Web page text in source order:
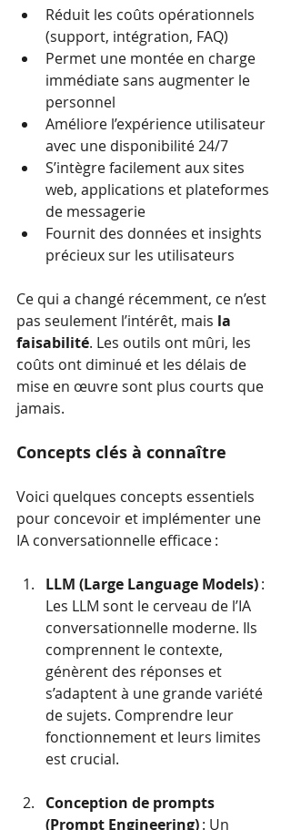
Réduit les coûts opérationnels
(support, intégration, FAQ)
Permet une montée en charge
immédiate sans augmenter le
personnel
Améliore l’expérience utilisateur
avec une disponibilité 24/7
S’intègre facilement aux sites
web, applications et plateformes
de messagerie
Fournit des données et insights
précieux sur les utilisateurs
Ce qui a changé récemment, ce n’est
pas seulement l’intérêt, mais la
faisabilité. Les outils ont mûri, les
coûts ont diminué et les délais de
mise en œuvre sont plus courts que
jamais.
Concepts clés à connaître
Voici quelques concepts essentiels
pour concevoir et implémenter une
IA conversationnelle efficace :
LLM (Large Language Models) :
Les LLM sont le cerveau de l’IA
conversationnelle moderne. Ils
comprennent le contexte,
génèrent des réponses et
s’adaptent à une grande variété
de sujets. Comprendre leur
fonctionnement et leurs limites
est crucial.
Conception de prompts
(Prompt Engineering) : Un